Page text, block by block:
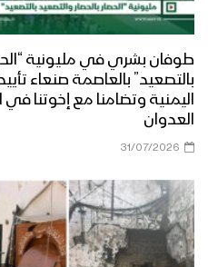
طوفان بشري في مليونية
بالتصعيد” بالعاصمة صنعاء
اليمنية وتضامنا مع إخوتنا في
العدوان
31/07/2026